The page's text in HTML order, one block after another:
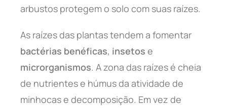
arbustos protegem o solo com suas raízes.
As raízes das plantas tendem a fomentar
bactérias benéficas, insetos e
microrganismos. A zona das raízes é cheia
de nutrientes e húmus da atividade de
minhocas e decomposição. Em vez de